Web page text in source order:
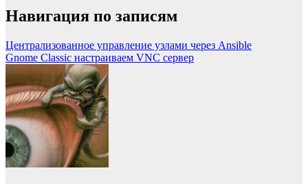
Навигация по записям
Централизованное управление узлами через Ansible
Gnome Classic настраиваем VNC сервер